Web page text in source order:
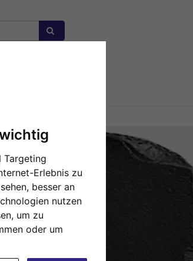
Targeting
Erlebnis zu
besser an
nutzen
um zu
oder um